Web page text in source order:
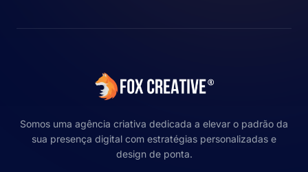
Somos uma agência criativa dedicada a elevar o padrão da
sua presença digital com estratégias personalizadas e
design de ponta.